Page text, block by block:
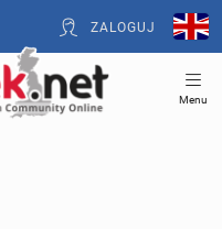
ZALOGUJ
Menu